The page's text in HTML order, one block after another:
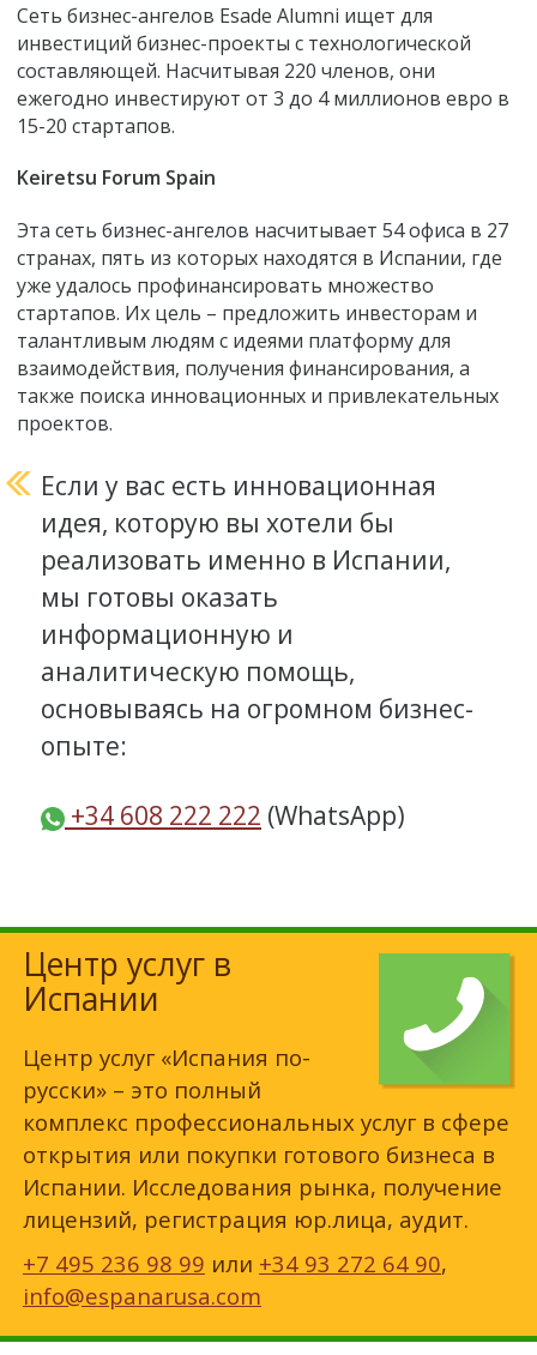
Сеть бизнес-ангелов Esade Alumni ищет для
инвестиций бизнес-проекты с технологической
составляющей. Насчитывая 220 членов, они
ежегодно инвестируют от 3 до 4 миллионов евро в
15-20 стартапов.
Keiretsu Forum Spain
Эта сеть бизнес-ангелов насчитывает 54 офиса в 27
странах, пять из которых находятся в Испании, где
уже удалось профинансировать множество
стартапов. Их цель – предложить инвесторам и
талантливым людям с идеями платформу для
взаимодействия, получения финансирования, а
также поиска инновационных и привлекательных
проектов.
Если у вас есть инновационная
идея, которую вы хотели бы
реализовать именно в Испании,
мы готовы оказать
информационную и
аналитическую помощь,
основываясь на огромном бизнес-
опыте:
+34 608 222 222 (WhatsApp)
Центр услуг в
Испании
Центр услуг «Испания по-
русски» – это полный
комплекс профессиональных услуг в сфере
открытия или покупки готового бизнеса в
Испании. Исследования рынка, получение
лицензий, регистрация юр.лица, аудит.
+7 495 236 98 99 или +34 93 272 64 90,
info@espanarusa.com